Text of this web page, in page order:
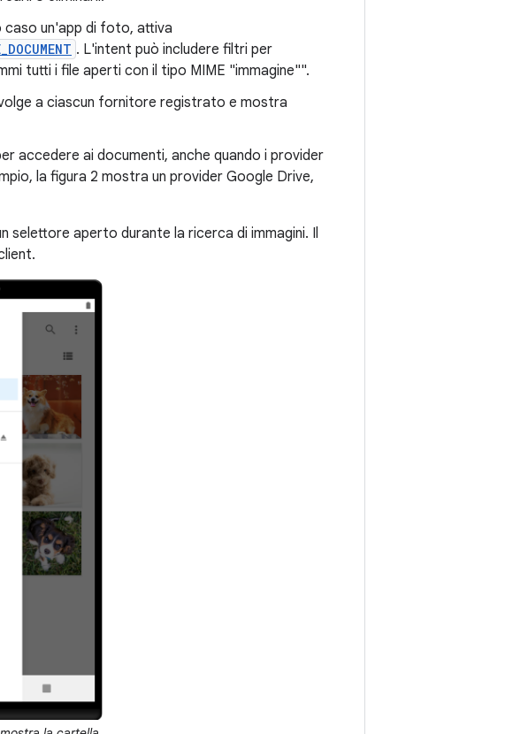
caso un'app di foto, attiva
. L'intent può includere filtri per
tutti i file aperti con il tipo MIME "immagine"".
a ciascun fornitore registrato e mostra
accedere ai documenti, anche quando i provider
la figura 2 mostra un provider Google Drive,
selettore aperto durante la ricerca di immagini. Il